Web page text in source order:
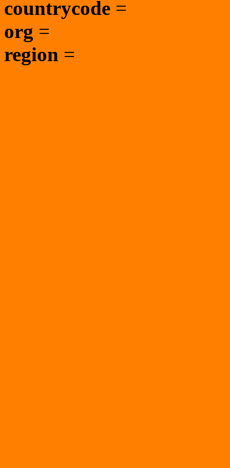
countrycode =
org =
region =